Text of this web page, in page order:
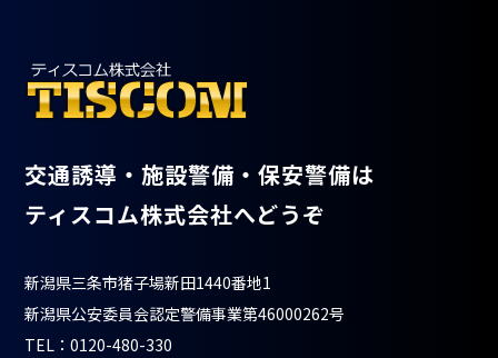
交通誘導・施設警備・保安警備は
ティスコム株式会社へどうぞ
新潟県三条市猪子場新田1440番地1
新潟県公安委員会認定警備事業第46000262号
TEL：0120-480-330